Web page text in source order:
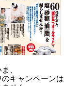
、
のキャンペーンは